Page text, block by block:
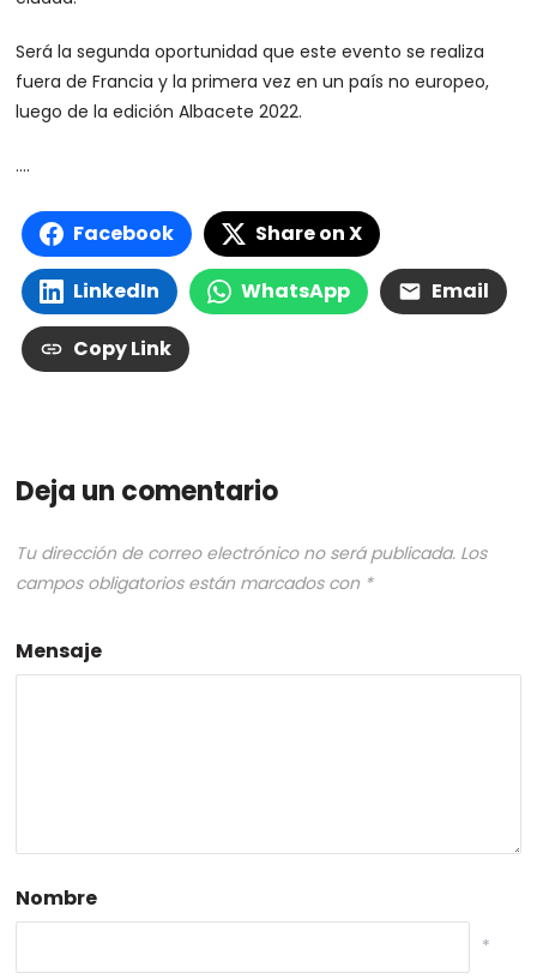
Será la segunda oportunidad que este evento se realiza
fuera de Francia y la primera vez en un país no europeo,
luego de la edición Albacete 2022.
….
Facebook Share on X
LinkedIn WhatsApp Email
Copy Link
Deja un comentario
Tu dirección de correo electrónico no será publicada. Los
campos obligatorios están marcados con *
Mensaje
Nombre
*